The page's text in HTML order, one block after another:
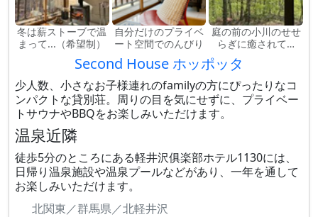
冬は薪ストーブで温
まって...（希望制）
自分だけのプライベ
ート空間でのんびり
庭の前の小川のせせ
らぎに癒されて…
Second House ホッポッタ
少人数、小さなお子様連れのfamilyの方にぴったりなコ
ンパクトな貸別荘。周りの目を気にせずに、プライベー
トサウナやBBQをお楽しみいただけます。
温泉近隣
徒歩5分のところにある軽井沢俱楽部ホテル1130には、
日帰り温泉施設や温泉プールなどがあり、一年を通して
お楽しみいただけます。
北関東／群馬県／北軽井沢